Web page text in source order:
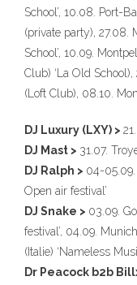
School’, 10.08. Port-
(private party), 27.08.
School’, 10.09.
Club) ‘La Old
(Loft Club), 08.10.
DJ Luxury (LXY) >
DJ Mast > 31.07.
DJ Ralph > 04-05.09.
Open air festival’
DJ Snake > 03.09.
festival’, 04.09.
(Italie) ‘Nameless
Dr Peacock b2b
323